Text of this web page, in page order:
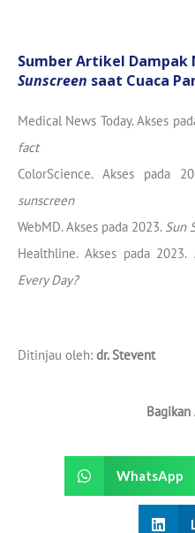
Sumber Artikel
Sunscreen saat Cuaca
Medical News Today. Akses
fact
ColorScience. Akses pada
sunscreen
WebMD. Akses pada 2023. Sun
Healthline. Akses pada 2023.
Every Day?
Ditinjau oleh: dr. Stevent
WhatsApp